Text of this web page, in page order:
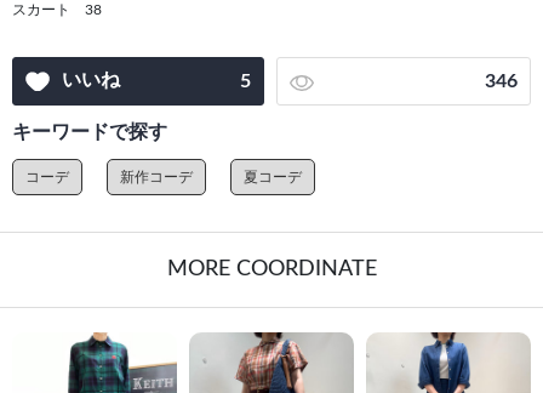
スカート 38
いいね 5 346
キーワードで探す
コーデ 新作コーデ 夏コーデ
MORE COORDINATE